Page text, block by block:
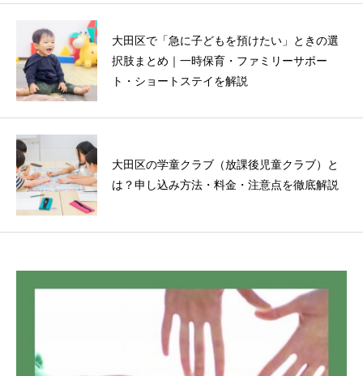
大田区で「急に子どもを預けたい」ときの選
択肢まとめ｜一時保育・ファミリーサポー
ト・ショートステイを解説
大田区の学童クラブ（放課後児童クラブ）と
は？申し込み方法・料金・注意点を徹底解説